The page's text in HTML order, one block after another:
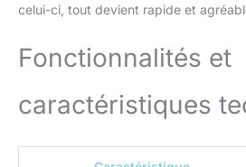
celui-ci, tout devient rapide et
Fonctionnalités et
caractéristiques